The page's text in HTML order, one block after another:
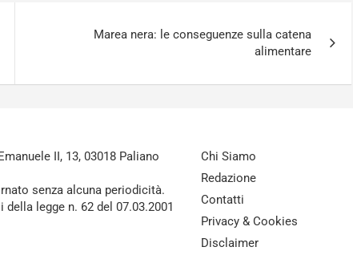
Marea nera: le conseguenze sulla catena
alimentare
II, 13, 03018 Paliano
senza alcuna periodicità.
legge n. 62 del 07.03.2001
Chi Siamo
Redazione
Contatti
Privacy & Cookies
Disclaimer